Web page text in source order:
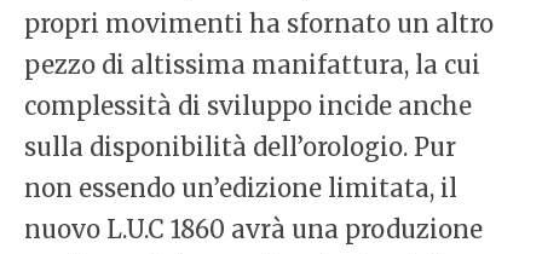
propri movimenti ha sfornato un altro
pezzo di altissima manifattura, la cui
complessità di sviluppo incide anche
sulla disponibilità dell’orologio. Pur
non essendo un’edizione limitata, il
nuovo L.U.C 1860 avrà una produzione